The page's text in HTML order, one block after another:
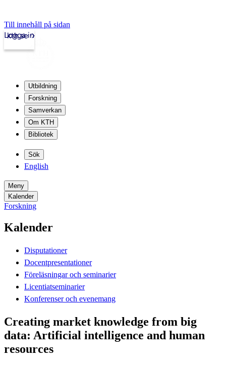
Till innehåll på sidan
kth.se
Logga in
Utbildning
Forskning
Samverkan
Om KTH
Bibliotek
Sök
English
Meny
Kalender
Forskning
Kalender
Disputationer
Docentpresentationer
Föreläsningar och seminarier
Licentiatseminarier
Konferenser och evenemang
Creating market knowledge from big
data: Artificial intelligence and human
resources